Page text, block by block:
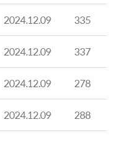
2024.12.09 335
2024.12.09 337
2024.12.09 278
2024.12.09 288